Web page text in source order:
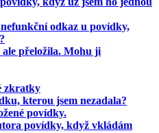
odkaz u povídky,
ale přeložila. Mohu ji
zkratky
kterou jsem nezadala?
povídky.
povídky, když vkládám